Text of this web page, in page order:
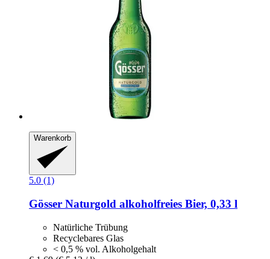
Warenkorb
5.0 (1)
Gösser Naturgold alkoholfreies Bier, 0,33 l
Natürliche Trübung
Recyclebares Glas
< 0,5 % vol. Alkoholgehalt